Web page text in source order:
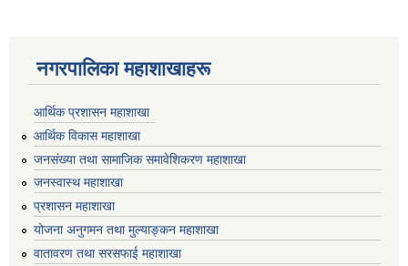
नगरपालिका महाशाखाहरू
आर्थिक प्रशासन महाशाखा
आर्थिक विकास महाशाखा
जनसंख्या तथा सामाजिक समावेशिकरण महाशाखा
जनस्वास्थ महाशाखा
प्रशासन महाशाखा
योजना अनुगमन तथा मुल्याङ्कन महाशाखा
वातावरण तथा सरसफाई महाशाखा